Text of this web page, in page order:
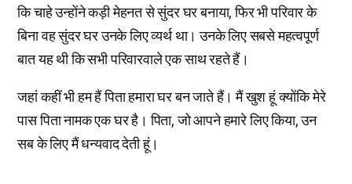
कि चाहे उन्होंने कड़ी मेहनत से सुंदर घर बनाया, फिर भी परिवार के
बिना वह सुंदर घर उनके लिए व्यर्थ था। उनके लिए सबसे महत्वपूर्ण
बात यह थी कि सभी परिवारवाले एक साथ रहते हैं।
जहां कहीं भी हम हैं पिता हमारा घर बन जाते हैं। मैं खुश हूं क्योंकि मेरे
पास पिता नामक एक घर है। पिता, जो आपने हमारे लिए किया, उन
सब के लिए मैं धन्यवाद देती हूं।